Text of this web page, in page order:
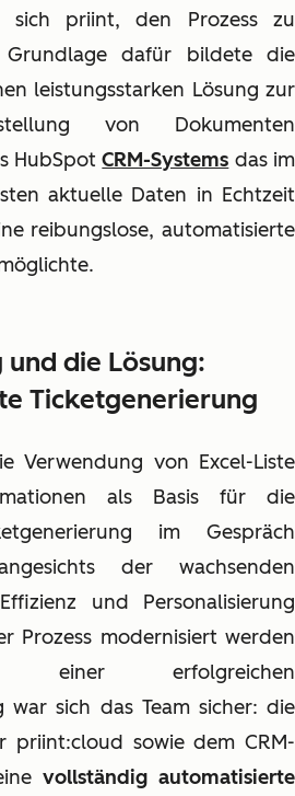
sich priint, den Prozess zu
Grundlage dafür bildete die
leistungsstarken Lösung zur
von Dokumenten
HubSpotCRM-Systems das im
aktuelle Daten in Echtzeit
reibungslose, automatisierte
und die Lösung:
Ticketgenerierung
Verwendung von Excel-Liste
als Basis für die
im Gespräch
der wachsenden
und Personalisierung
Prozess modernisiert werden
einer erfolgreichen
war sich das Team sicher: die
priint:cloud sowie dem CRM-
vollständig automatisierte